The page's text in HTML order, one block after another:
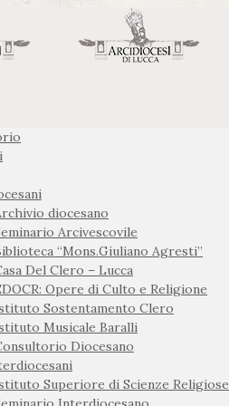
diocesano
Arcivescovile
“Mons.Giuliano Agresti”
Del Clero – Lucca
Opere di Culto e Religione
Sostentamento Clero
Musicale Baralli
Diocesano
Superiore di Scienze Religiose